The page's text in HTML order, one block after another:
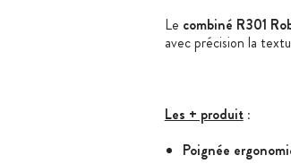
Le combiné R301
avec précision la
Les + produit:
Poignée